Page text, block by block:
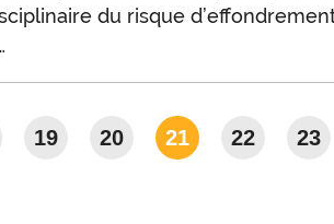
du risque
19 20 21 22 23